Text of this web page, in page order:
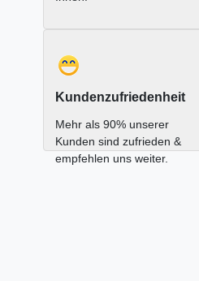
Kundenzufriedenheit
Mehr als 90% unserer
Kunden sind zufrieden &
empfehlen uns weiter.